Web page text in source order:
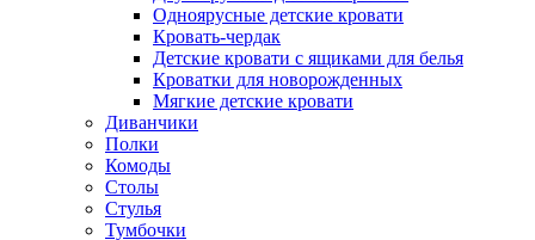
Одноярусные детские кровати
Кровать-чердак
Детские кровати с ящиками для белья
Кроватки для новорожденных
Мягкие детские кровати
Диванчики
Полки
Комоды
Столы
Стулья
Тумбочки